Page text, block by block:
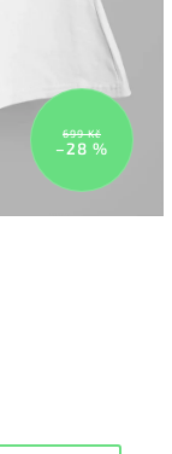
699 Kč
–28 %